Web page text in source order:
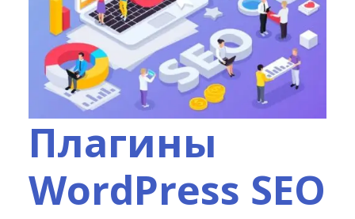
Плагины
WordPress SEO